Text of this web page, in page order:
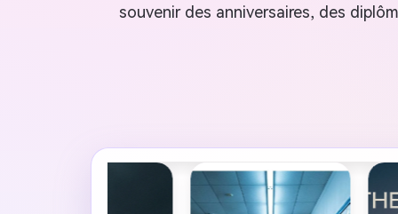
souvenir des anniversaires, des